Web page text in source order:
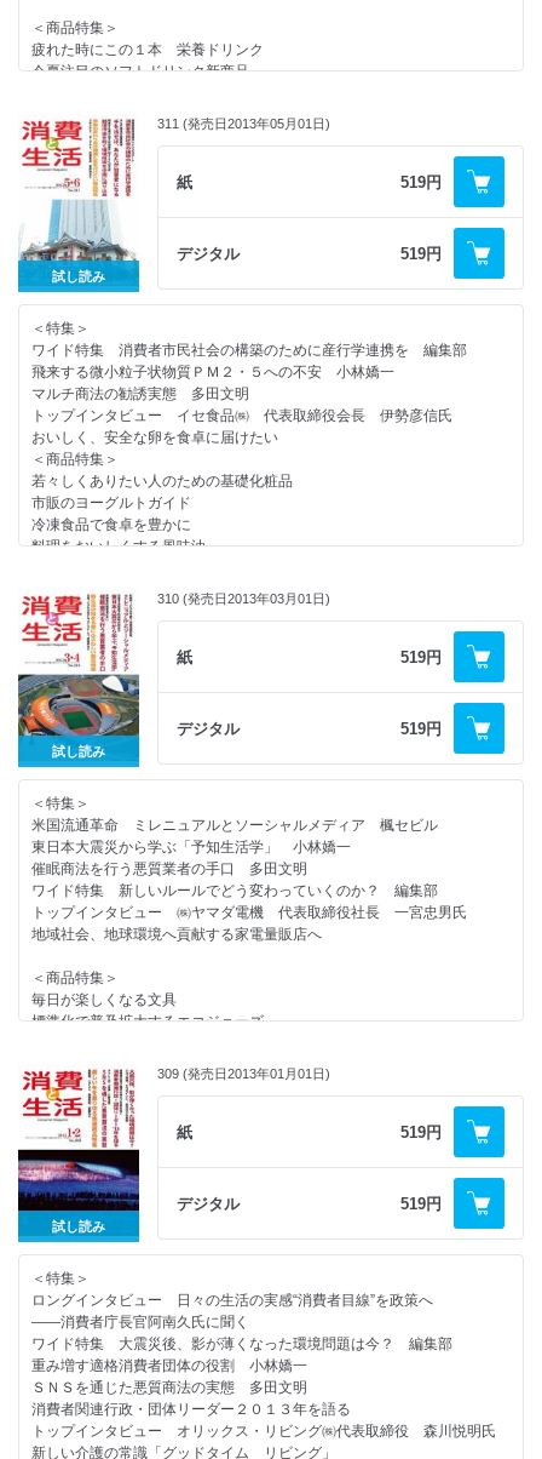
日本人の慢性的な野菜不足の解消に オーマイシリーズ（日本製粉）
ＥＰＡで持久力アップ！ スポーツを楽しもう（日本水産）
高齢者向けの商品・サービス
有料老人ホーム スーパーコート／オリックス・リビング
こんだてや「横浜茶屋」／臭いの問題の救世主「デオマジック」
快適な生活を支援 大人用紙おむつ（白十字）
知ってから替えよう！ ＬＥＤ照明（ＮＥＣライティング）
幅広い用途と高いリサイクル率 発泡スチロール（発泡スチロール協
会）
ミセスのＣＡＲ研究 中型セダンで国内Ｎｏ．１の燃費（ホンダ）
暮らしの商品情報 本格派のレトルト雑炊／卵油と大豆粉のサプリメン
ト 他
ＢＯＯＫＳＴＡＬＬ
読者の広場
処分業者の手口を知る
羅針盤・編集後記
＜商品特集＞
疲れた時にこの１本 栄養ドリンク
今夏注目のソフトドリンク新商品
節電するなら省エネ冷蔵庫
＜連載＞
やぶにらみ社会学 １９０ 体内の毛 葦村二郎
コンシューマー・アイ 娘がうつになりました 平田陽子
New York Now ⑨ 米国のＳＴＥＭブームの背景 楓セビル
消費者問題なう そうだったのか 猪瀬聖
消費者センターめぐり １７２ 静岡市消費生活センター
＜知っ得情報＞ 第２回 ＩＳＯってなに？
＜消費者情報＞
ホビークッキングフェア２０１３／消費者月間シンポジウム／ＮＡＣＳ２
５周年記念式典／
全ての医薬品のネット販売解禁へ／中古住宅資産評価の社会を／屋内施設
の遊具でケガに注意／
栄養改善普及会６０周年
＜話題＞
ミセスのＣＡＲ研究 運転中のウッカリをサポート（スバル）
食品表示をよく学ぼう 食品表示検定
オリーブオイルのセットが充実 日清オイリオの中元ギフト
イ）
減塩料理をうま味調味料でおいしく ７７
断熱・遮熱・空気質改善に抜群の効果 水性セラミック塗料ＧＡＩＮＡ
（日進産業）
洗顔化粧品セット・スロンにホットな注目！（レノール販売）
住宅めぐり 家族の健康をサポートしてくれる家（セキスイハイム）
暮らしの商品情報 ビタミン含有保健薬／塩増量キャンペーン 他
ｃｉｎｅｍａ ７月８月公開の作品
読者の広場
処分業者の手口を知る
羅針盤・編集後記
試し読み
311 (発売日2013年05月01日)
紙 519円
デジタル 519円
＜特集＞
ワイド特集 消費者市民社会の構築のために産行学連携を 編集部
飛来する微小粒子状物質ＰＭ２・５への不安 小林嬌一
マルチ商法の勧誘実態 多田文明
トップインタビュー イセ食品㈱ 代表取締役会長 伊勢彦信氏
おいしく、安全な卵を食卓に届けたい
＜商品特集＞
若々しくありたい人のための基礎化粧品
市販のヨーグルトガイド
冷凍食品で食卓を豊かに
料理をおいしくする風味油
＜連載＞
やぶにらみ社会学 １８９ 弾薬と植物画 葦村二郎
コンシューマー・アイ サッカーチームを応援すること 布裕美
New York Now ⑧ ソーダ戦争 ダビデはゴリアテを負かせるか 楓セ
ビル
消費者問題なう ソムリエ 猪瀬聖
消費者センターめぐり １７１ 草津市消費生活センター
新連載 ＜知っ得情報＞ 第１回 ＩＳＯってなに？
食の科学シンポジウム開催／消費者教育推進会議がスタート／全国消費者
フォーラム開催／
ＢＳＥ検査緩和で合意／小型家電のリサイクル制度開始／「出前寄席」新
作発表／
食品ロス削減のため実証実験へ
＜話題＞
暮らしを守るエネルギー 「石油」について考える
テレビの見方が劇的に変わるスマートテレビ
高齢者の寝たきりゼロを目指して スーパーコートの挑戦
暮らしの商品情報 新ジャンルの傑作／トマトリコピンのサプリメント
他
ｃｉｎｅｍａ ５月６月公開の作品
ＢＯＯＫＳＴＡＬＬ
読者の広場
処分業者の手口を知る
羅針盤・編集後記
試し読み
310 (発売日2013年03月01日)
紙 519円
デジタル 519円
＜特集＞
米国流通革命 ミレニュアルとソーシャルメディア 楓セビル
東日本大震災から学ぶ「予知生活学」 小林嬌一
催眠商法を行う悪質業者の手口 多田文明
ワイド特集 新しいルールでどう変わっていくのか？ 編集部
トップインタビュー ㈱ヤマダ電機 代表取締役社長 一宮忠男氏
地域社会、地球環境へ貢献する家電量販店へ
＜商品特集＞
毎日が楽しくなる文具
標準化で普及拡大するエコジョーズ
軽量化が進むスーツケース
登場２０年の電動アシスト自転車
香りや見た目も楽しむ消臭芳香剤
＜連載＞
やぶにらみ社会学 １８８ 内に向かう殺意 葦村二郎
コンシューマー・アイ 世の中のムダ 西澤幸夫
New York Now ⑦ 砂糖と煙草の関係 楓セビル
消費者問題なう ファーマーズ・マーケット 猪瀬聖
＜消費者情報＞
東京都が五輪大会コンセプト発表／森雅子氏が消費者大臣に就任／食品表
示制度のあり方を問う／
米国産牛の輸入規制を緩和／高校生の９６％が携帯電話を所持／医療機関
債の被害回復詐欺に懸念／
ＡＣＡＰ「私の提言」表彰式
試し読み
309 (発売日2013年01月01日)
紙 519円
デジタル 519円
＜特集＞
ロングインタビュー 日々の生活の実感“消費者目線”を政策へ
――消費者庁長官阿南久氏に聞く
ワイド特集 大震災後、影が薄くなった環境問題は今？ 編集部
重み増す適格消費者団体の役割 小林嬌一
ＳＮＳを通じた悪質商法の実態 多田文明
消費者関連行政・団体リーダー２０１３年を語る
トップインタビュー オリックス・リビング㈱代表取締役 森川悦明氏
新しい介護の常識「グッドタイム リビング」